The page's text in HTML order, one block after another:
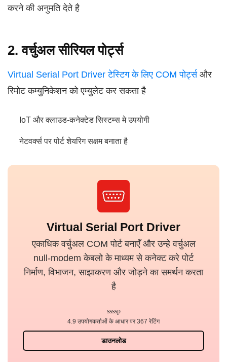
करने की अनुमति देते है
2. वर्चुअल सीरियल पोर्ट्स
Virtual Serial Port Driver टेस्टिग के लिए COM पोर्ट्सऔर
रिमोट कम्युनिकेशन को एम्युलेट कर सकता है
IoT और क्लाउड-कनेक्टेड सिस्टम्स मे उपयोगी
नेटवर्क्स पर पोर्ट शेयरिग सक्षम बनाता है
Virtual Serial Port Driver
एकाधिक वर्चुअल COM पोर्ट बनाएँ और उन्हे वर्चुअल
null-modem केबलो के माध्यम से कनेक्ट करे पोर्ट
निर्माण, विभाजन, साझाकरण और जोड़ने का समर्थन करता
है
डाउनलोड
4.9 उपयोगकर्ताओं के आधार पर 367 रेटिंग